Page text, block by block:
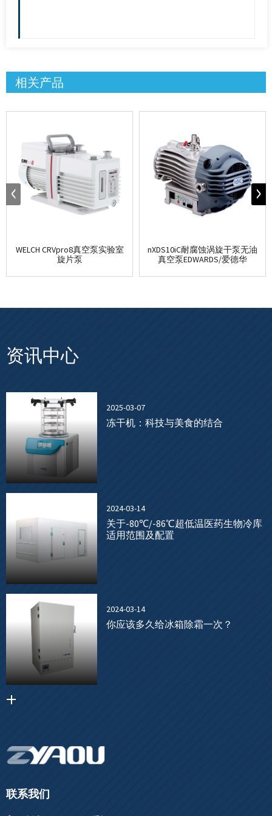
相关产品
WELCH CRVpro8真空泵实验室
旋片泵
nXDS10iC耐腐蚀涡旋干泵无油
真空泵EDWARDS/爱德华
资讯中心
2025-03-07
冻干机：科技与美食的结合
2024-03-14
关于-80℃/-86℃超低温医药生物冷库
适用范围及配置
2024-03-14
你应该多久给冰箱除霜一次？
联系我们